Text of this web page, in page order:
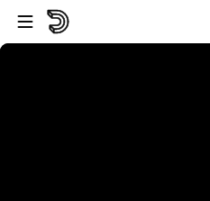
Vai al lettore
Passa al contenuto principale